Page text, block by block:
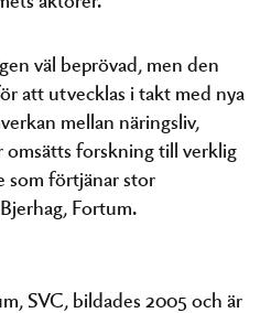
väl beprövad, men den
att utvecklas i takt med nya
mellan näringsliv,
forskning till verklig
som förtjänar stor
Fortum.
SVC, bildades 2005 och är